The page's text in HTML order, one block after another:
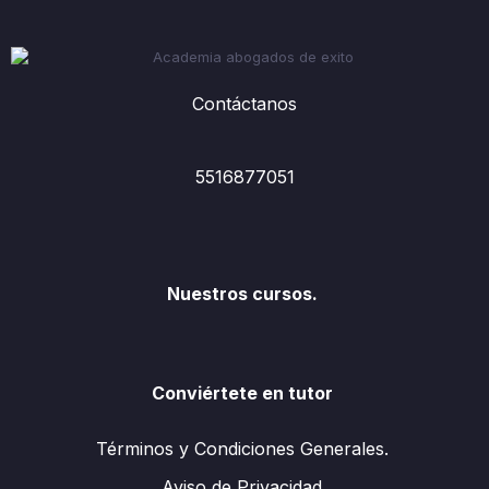
Contáctanos
5516877051
Nuestros cursos.
Conviértete en tutor
Términos y Condiciones Generales.